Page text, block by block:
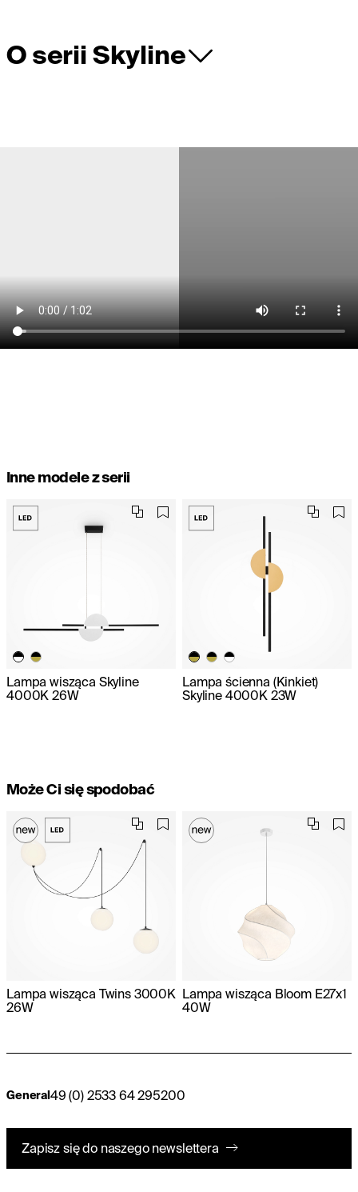
O serii Skyline
Inne modele z serii
Lampa wisząca Skyline
4000K 26W
Lampa ścienna (Kinkiet)
Skyline 4000K 23W
Może Ci się spodobać
Lampa wisząca Twins 3000K
26W
Lampa wisząca Bloom E27x1
40W
General 49 (0) 2533 64 295200
Zapisz się do naszego newslettera